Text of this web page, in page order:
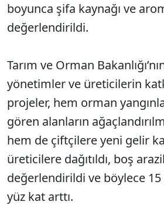
boyunca şifa kaynağı ve
değerlendirildi.
Tarım ve Orman
yönetimler ve üreticilerin
projeler, hem orman
gören alanların
hem de çiftçilere yeni gelir
üreticilere dağıtıldı, boş
değerlendirildi ve böylece 15
yüz kat arttı.